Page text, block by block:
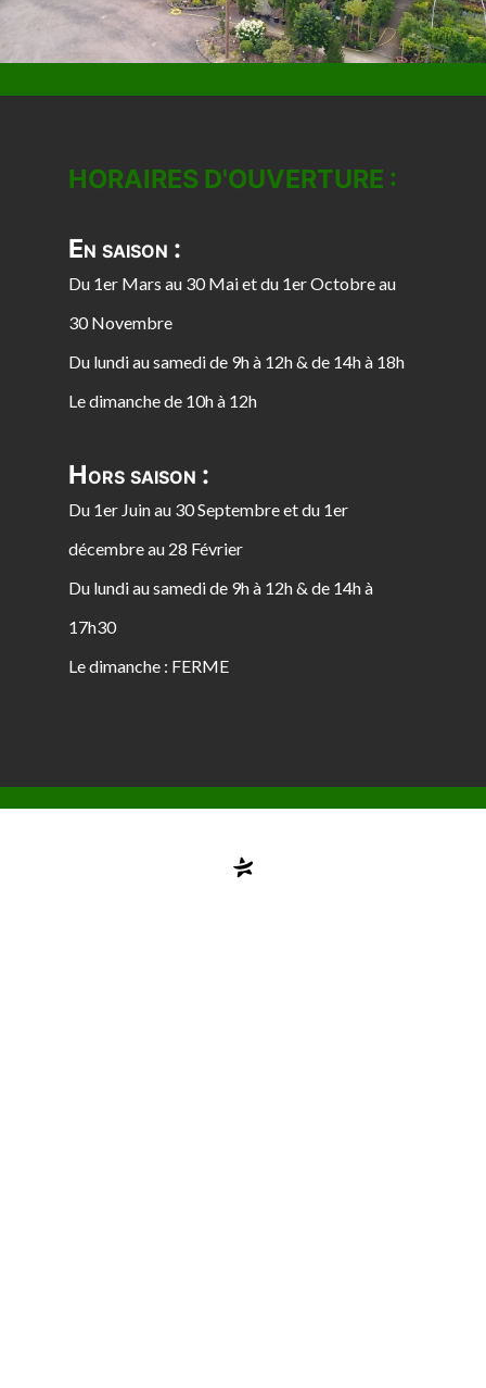
HORAIRES D'OUVERTURE :
En saison :
Du 1er Mars au 30 Mai et du 1er Octobre au
30 Novembre
Du lundi au samedi de 9h à 12h & de 14h à 18h
Le dimanche de 10h à 12h
Hors saison :
Du 1er Juin au 30 Septembre et du 1er
décembre au 28 Février
Du lundi au samedi de 9h à 12h & de 14h à
17h30
Le dimanche : FERME